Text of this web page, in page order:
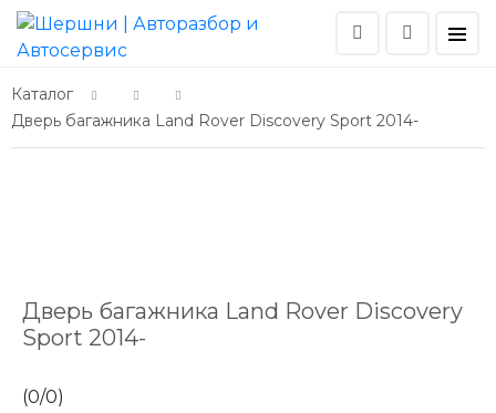
Каталог
Дверь багажника Land Rover Discovery Sport 2014-
Дверь багажника Land Rover Discovery
Sport 2014-
(0/0)